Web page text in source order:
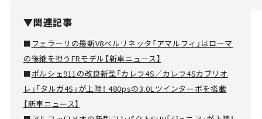
▼関連記事
■ フェラーリの最新V8ベルリネッタ「アマルフィ」はローマ
の後継を担うFRモデル【新車ニュース】
■ポルシェ911の改良新型「カレラ4S／カレラ4Sカブリオ
レ」「タルガ4S」が上陸！ 480psの3.0Lツインターボを搭載
【新車ニュース】